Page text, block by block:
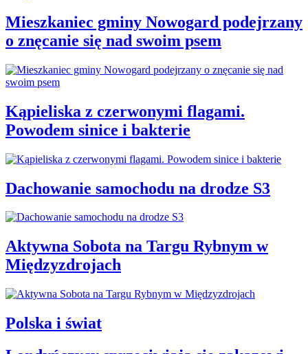
Mieszkaniec gminy Nowogard podejrzany
o znęcanie się nad swoim psem
Kąpieliska z czerwonymi flagami.
Powodem sinice i bakterie
Dachowanie samochodu na drodze S3
Aktywna Sobota na Targu Rybnym w
Międzyzdrojach
Polska i świat